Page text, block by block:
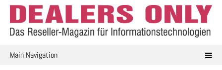
Skip
content
Main Navigation